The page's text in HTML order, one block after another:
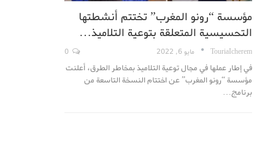
مؤسسة “رونو المغرب” تختتم أنشطتها
التحسيسية المتعلقة بتوعية التلاميذ…
TouriaIcherem مايو 6, 2022
في إطار عملها في مجال توعية التلاميذ بمخاطر الطرق، أعلنت
مؤسسة “رونو المغرب” عن اختتام النسخة التاسعة من
برنامج…